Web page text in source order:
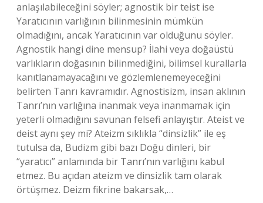
anlaşılabileceğini söyler; agnostik bir teist ise
Yaratıcının varlığının bilinmesinin mümkün
olmadığını, ancak Yaratıcının var olduğunu söyler.
Agnostik hangi dine mensup? İlahi veya doğaüstü
varlıkların doğasının bilinmediğini, bilimsel kurallarla
kanıtlanamayacağını ve gözlemlenemeyeceğini
belirten Tanrı kavramıdır. Agnostisizm, insan aklının
Tanrı’nın varlığına inanmak veya inanmamak için
yeterli olmadığını savunan felsefi anlayıştır. Ateist ve
deist aynı şey mi? Ateizm sıklıkla “dinsizlik” ile eş
tutulsa da, Budizm gibi bazı Doğu dinleri, bir
“yaratıcı” anlamında bir Tanrı’nın varlığını kabul
etmez. Bu açıdan ateizm ve dinsizlik tam olarak
örtüşmez. Deizm fikrine bakarsak,…